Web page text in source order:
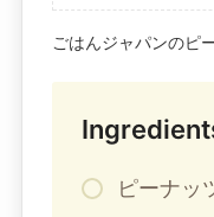
ごはんジャパンのピ
ピーナ